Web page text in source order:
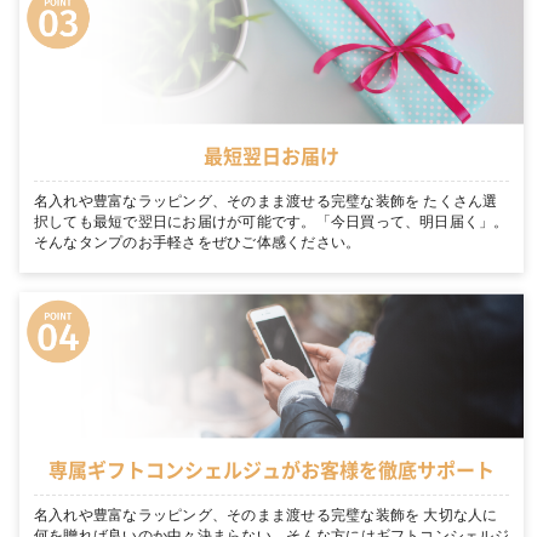
最短翌日お届け
名入れや豊富なラッピング、そのまま渡せる完璧な装飾を たくさん選
択しても最短で翌日にお届けが可能です。「今日買って、明日届く」。
そんなタンプのお手軽さをぜひご体感ください。
専属ギフトコンシェルジュがお客様を徹底サポート
名入れや豊富なラッピング、そのまま渡せる完璧な装飾を 大切な人に